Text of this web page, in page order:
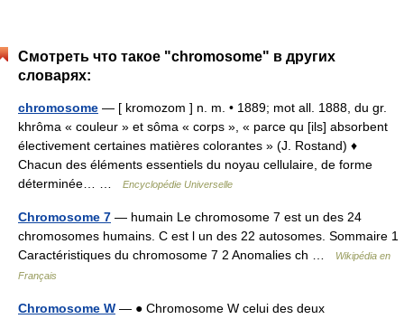
Смотреть что такое "chromosome" в других
словарях:
chromosome — [ kromozom ] n. m. • 1889; mot all. 1888, du gr.
khrôma « couleur » et sôma « corps », « parce qu [ils] absorbent
électivement certaines matières colorantes » (J. Rostand) ♦
Chacun des éléments essentiels du noyau cellulaire, de forme
déterminée… …
Encyclopédie Universelle
Chromosome 7 — humain Le chromosome 7 est un des 24
chromosomes humains. C est l un des 22 autosomes. Sommaire 1
Caractéristiques du chromosome 7 2 Anomalies ch …
Wikipédia en
Français
Chromosome W — ● Chromosome W celui des deux